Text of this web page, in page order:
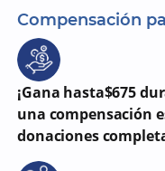
Compensación
¡Gana hasta$675
una compensación
donaciones